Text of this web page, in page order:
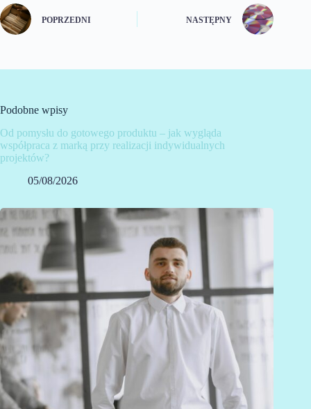
POPRZEDNI NASTĘPNY
Podobne wpisy
Od pomysłu do gotowego produktu – jak wygląda
współpraca z marką przy realizacji indywidualnych
projektów?
05/08/2026